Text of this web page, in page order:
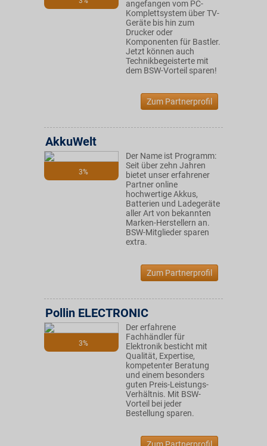
angefangen vom PC-
Komplettsystem über TV-
Geräte bis hin zum
Drucker oder
Komponenten für Bastler.
Jetzt können auch
Technikbegeisterte mit
dem BSW-Vorteil sparen!
Zum Partnerprofil
3%
AkkuWelt
Der Name ist Programm:
Seit über zehn Jahren
bietet unser erfahrener
Partner online
hochwertige Akkus,
Batterien und Ladegeräte
aller Art von bekannten
Marken-Herstellern an.
BSW-Mitglieder sparen
extra.
Zum Partnerprofil
3%
Pollin ELECTRONIC
Der erfahrene
Fachhändler für
Elektronik besticht mit
Qualität, Expertise,
kompetenter Beratung
und einem besonders
guten Preis-Leistungs-
Verhältnis. Mit BSW-
Vorteil bei jeder
Bestellung sparen.